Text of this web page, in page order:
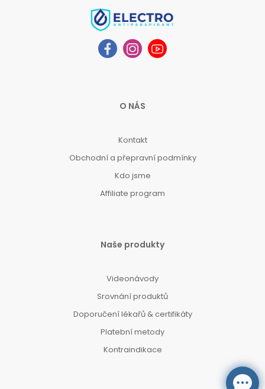
O NÁS
Kontakt
Obchodní a přepravní podmínky
Kdo jsme
Affiliate program
Naše produkty
Videonávody
Srovnání produktů
Doporučení lékařů & certifikáty
Platební metody
Kontraindikace